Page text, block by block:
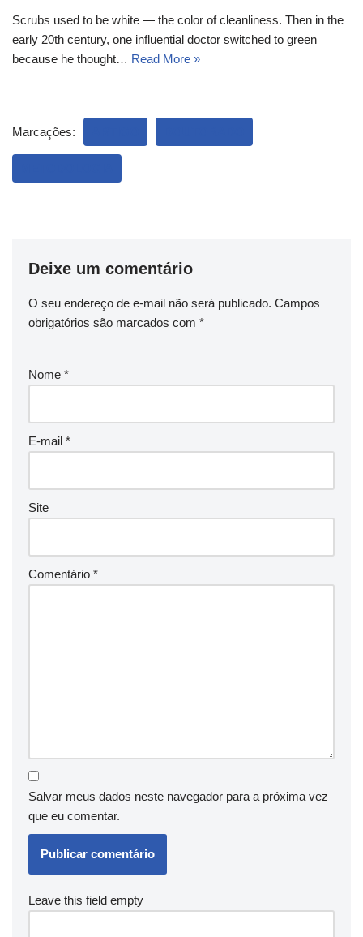
Scrubs used to be white — the color of cleanliness. Then in the
early 20th century, one influential doctor switched to green
because he thought… Read More »
Marcações:
Deixe um comentário
O seu endereço de e-mail não será publicado. Campos
obrigatórios são marcados com *
Nome *
E-mail *
Site
Comentário *
Salvar meus dados neste navegador para a próxima vez
que eu comentar.
Leave this field empty